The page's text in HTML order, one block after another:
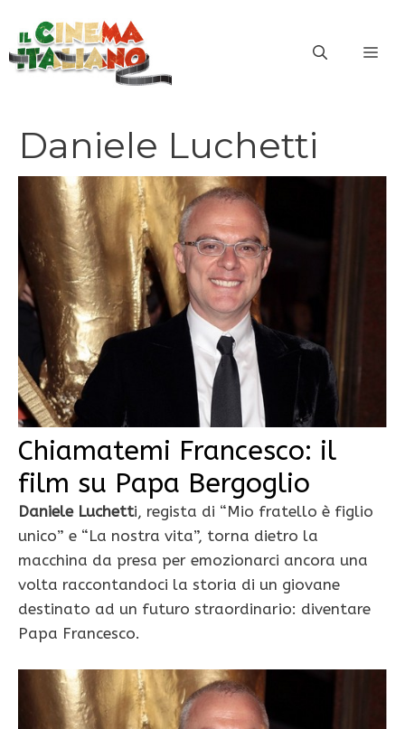
contenuto
Daniele Luchetti
Chiamatemi Francesco: il
film su Papa Bergoglio
Daniele Luchetti, regista di “Mio fratello è figlio
unico” e “La nostra vita”, torna dietro la
macchina da presa per emozionarci ancora una
volta raccontandoci la storia di un giovane
destinato ad un futuro straordinario: diventare
Papa Francesco.